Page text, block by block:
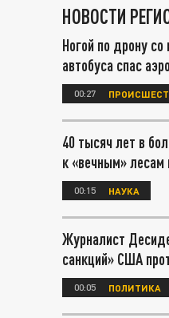
НОВОСТИ
Ногой по дрону
автобуса спас
00:27
40 тысяч лет в
к «вечным» лесам
00:15 НАУКА
Журналист
санкций» США
00:05 ПОЛИТИКА